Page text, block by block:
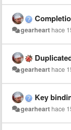
gearheart hace
gearheart hace
Key
gearheart hace